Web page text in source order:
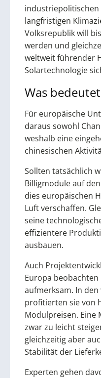
langfristigen
Volksrepublik will
werden und
weltweit führender
Solartechnologie
Was
Für europäische
daraus sowohl
weshalb eine
chinesischen
Sollten tatsächlich
Billigmodule auf
dies europäischen
Luft verschaffen.
seine
effizientere
ausbauen.
Auch
Europa
aufmerksam. In den
profitierten sie von
Modulpreisen. Eine
zwar zu leicht
gleichzeitig aber
Stabilität der
Experten gehen